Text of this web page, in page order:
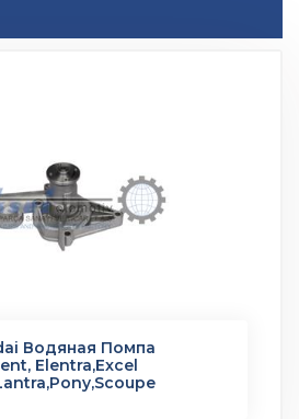
Водяная Помпа
Elentra,Excel